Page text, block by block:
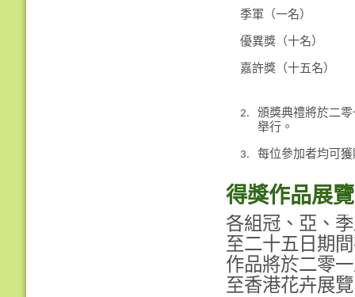
季軍（一名）
優異獎（十名）
嘉許獎（十五名）
2.
頒獎典禮將於二
舉行。
3. 每位參加者均可
得獎作品展覽
各組冠、亞、
至二十五日期
作品將於二零
至香港花卉展